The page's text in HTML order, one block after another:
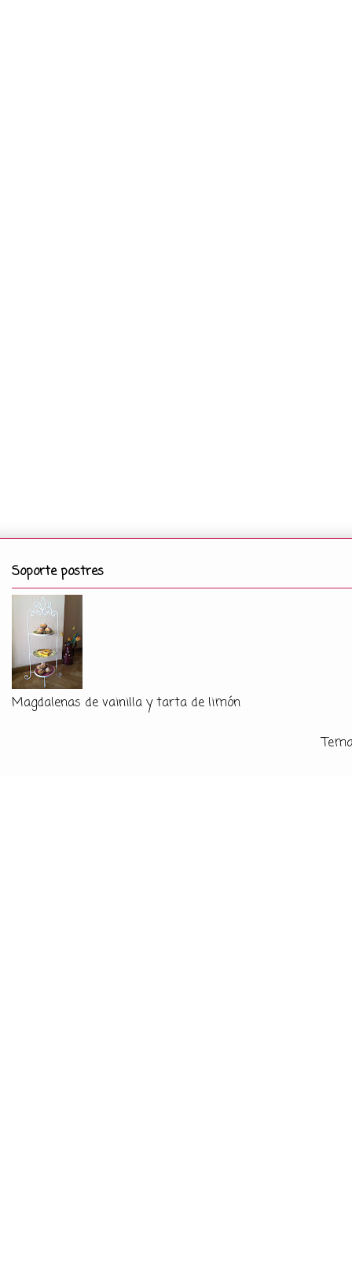
Soporte postres
Magdalenas de vainilla y tarta de limón